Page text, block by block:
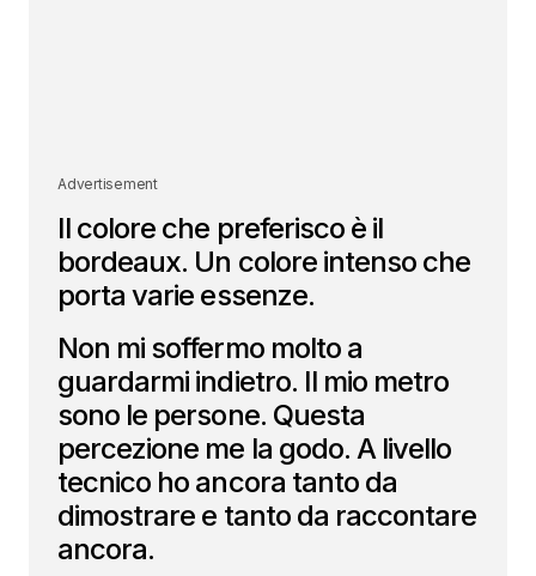
Advertisement
Il colore che preferisco è il
bordeaux. Un colore intenso che
porta varie essenze.
Non mi soffermo molto a
guardarmi indietro. Il mio metro
sono le persone. Questa
percezione me la godo. A livello
tecnico ho ancora tanto da
dimostrare e tanto da raccontare
ancora.